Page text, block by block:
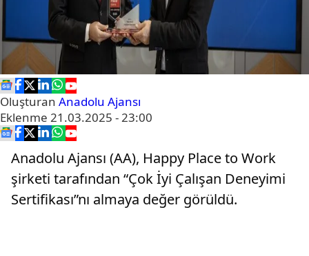
Oluşturan Anadolu Ajansı
Eklenme 21.03.2025 - 23:00
Anadolu Ajansı (AA), Happy Place to Work
şirketi tarafından “Çok İyi Çalışan Deneyimi
Sertifikası”nı almaya değer görüldü.